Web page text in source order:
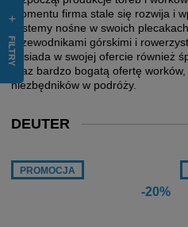
momentu firma stale się rozwija i
systemy nośne w swoich
przewodnikami górskimi i
posiada w swojej ofercie również
oraz bardzo bogatą ofertę
niezbędników w podróży.
DEUTER
-20%
PROMOCJA
FILTRY